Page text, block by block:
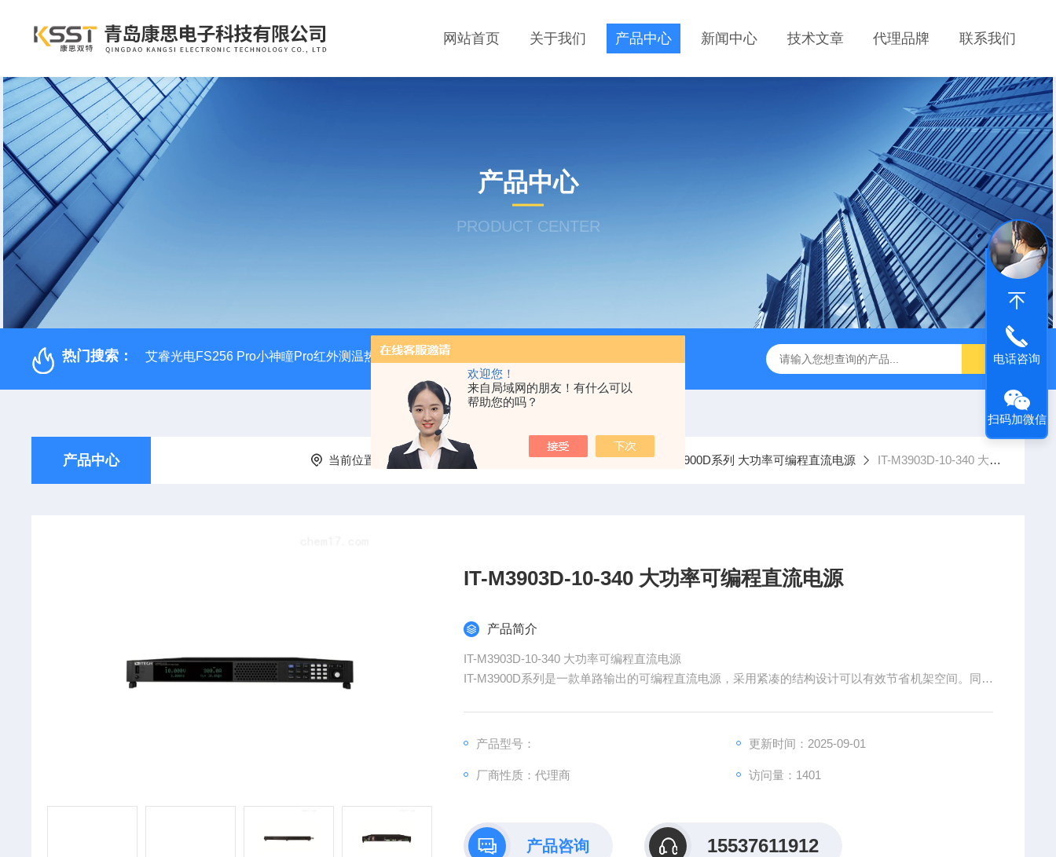
欢迎您！
来自局域网的朋友！有什么可以
帮助您的吗？
网站首页 关于我们 产品中心 新闻中心 技术文章 代理品牌 联系我们
产品中心
PRODUCT CENTER
热门搜索： 艾睿光电FS256 Pro小神瞳Pro红外测温热像仪 固纬 AFG-2225 双通道任意波信号发生器 APS-7050E 交流电源 固纬 GSP-730 频谱分析仪 艾睿光电
产品中心 当前位置： 首页 产品中心 艾德克斯ITECH直流电源 IT-M3900D系列 大功率可编程直流电源 IT-M3903D-10-340 大功率可编程直流电源
IT-M3903D-10-340 大功率可编程直流电源
产品简介
IT-M3903D-10-340 大功率可编程直流电源
IT-M3900D系列是一款单路输出的可编程直流电源，采用紧凑的结构设计可以有效节省机架空间。同时
产品型号：
更新时间：2025-09-01
厂商性质：代理商 访问量：1401
产品咨询 15537611912
电话咨询
扫码加微信